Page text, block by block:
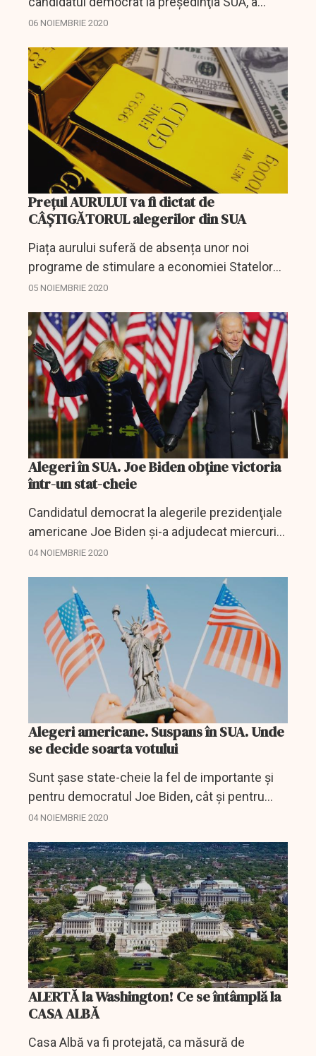
ameninţat vineri să-l ''expulzeze'' pe Donald
recunoască...
06 NOIEMBRIE 2020
Prețul AURULUI va fi dictat de
CÂȘTIGĂTORUL alegerilor din SUA
Piața aurului suferă de absența unor noi
programe de stimulare a economiei Statelor
Unite. Dacă alegerile americane vor fi câștigate
asemenea pachet de...
05 NOIEMBRIE 2020
Alegeri în SUA. Joe Biden obține victoria
într-un stat-cheie
Candidatul democrat la alegerile prezidenţiale
americane Joe Biden şi-a adjudecat miercuri
victoria în statul-cheie Wisconsin, o înfrângere
câştigase în...
04 NOIEMBRIE 2020
Alegeri americane. Suspans în SUA. Unde
se decide soarta votului
Sunt șase state-cheie la fel de importante și
pentru democratul Joe Biden, cât și pentru
republicanul Donald Trump. Pentru moment,
pentru a...
04 NOIEMBRIE 2020
ALERTĂ la Washington! Ce se întâmplă la
CASA ALBĂ
Casa Albă va fi protejată, ca măsură de